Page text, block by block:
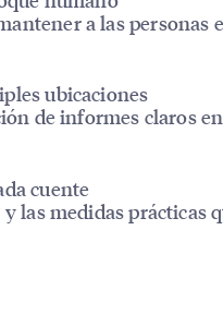
a las personas
ubicaciones
de informes claros en
cuente
las medidas prácticas